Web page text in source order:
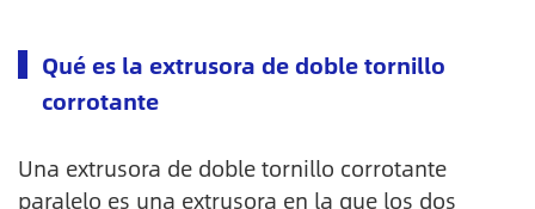
Qué es la extrusora de doble tornillo
corrotante
Una extrusora de doble tornillo corrotante
paralelo es una extrusora en la que los dos